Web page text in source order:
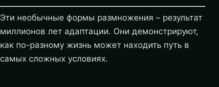
Эти необычные формы размножения – результат
миллионов лет адаптации. Они демонстрируют,
как по-разному жизнь может находить путь в
самых сложных условиях.